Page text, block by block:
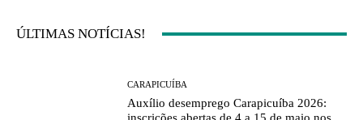
ÚLTIMAS NOTÍCIAS!
CARAPICUÍBA
Auxílio desemprego Carapicuíba 2026:
inscrições abertas de 4 a 15 de maio nos